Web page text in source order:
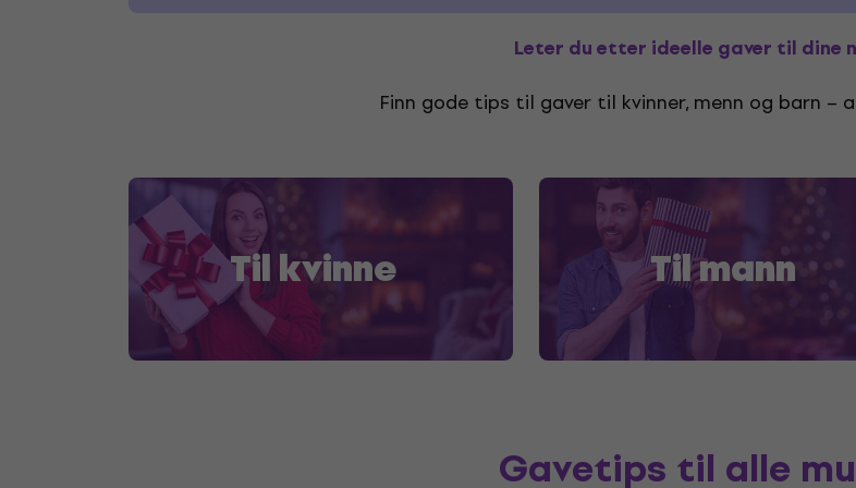
Leter du etter ideelle gaver til dine
Finn gode tips til gaver til kvinner, menn og barn –
Til kvinne Til mann
Gavetips til alle